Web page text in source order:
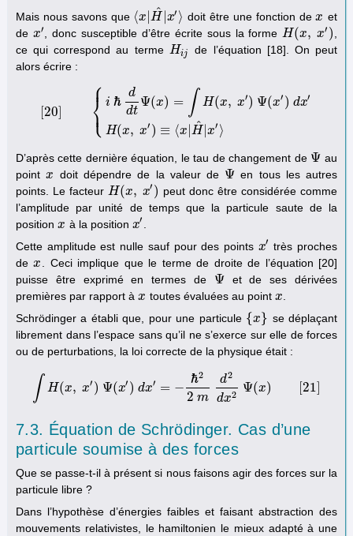
Mais nous savons que ⟨x |H
^ x′ ⟩
⟨x| H^| x′⟩ doit être une fonction dex
x et
de x′
x′ , donc susceptible d’être écrite sous la forme H(x, x′ )
H(x, x )
ce qui correspond au terme Hij
Hij
de l’équation [18]. On peut
alors écrire :
[20] ⎧
⎩
⎨⎪
⎪
i ℏ
d
dt
Ψ(x) = ∫ H(x, x′) Ψ(x′ ) dx′
H(x, x′ ) ≡ ⟨x |H
^ |x′ ⟩
[20 dd )=∫ (x
D’après cette dernière équation, le tau de changement de Ψ
Ψ au
pointx
x doit dépendre de la valeur de Ψ
Ψ en tous les autres
points. Le facteur H(x, x′ )
H(x, x )
peut donc être considérée comme
l’amplitude par unité de temps que la particule saute de la
position x
x à la position x′
x′
Cette amplitude est nulle sauf pour des points x′
x′ très proches
dex
x
. Ceci implique que le terme de droite de l’équation [20]
puisse être exprimé en termes de Ψ
Ψet de ses dérivées
premières par rapport à x
x toutes évaluées au point x
x
Schrödinger a établi que, pour une particule {x}
{ x}
se déplaçant
librement dans l’espace sans qu’il ne s’exerce sur elle de forces
ou de perturbations, la loi correcte de la physique était :
∫ H(x, x′ ) Ψ(x′ ) dx′ = −
ℏ2
2 m
d2
dx2 Ψ(x) [21
∫H(x , x′) Ψ( x′ ) dx =−ℏ22 m d 2dx2 Ψ(x)[21
7.3. Équation de Schrödinger. Cas d’une
particule soumise à des forces
Que se passe-t-il à présent si nous faisons agir des forces sur la
particule libre ?
Dans l’hypothèse d’énergies faibles et faisant abstraction des
mouvements relativistes, le hamiltonien le mieux adapté à une